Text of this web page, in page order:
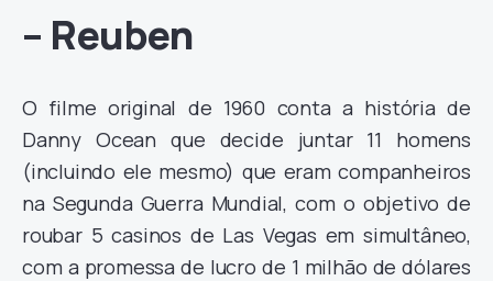
– Reuben
O filme original de 1960 conta a história de
Danny Ocean que decide juntar 11 homens
(incluindo ele mesmo) que eram companheiros
na Segunda Guerra Mundial, com o objetivo de
roubar 5 casinos de Las Vegas em simultâneo,
com a promessa de lucro de 1 milhão de dólares